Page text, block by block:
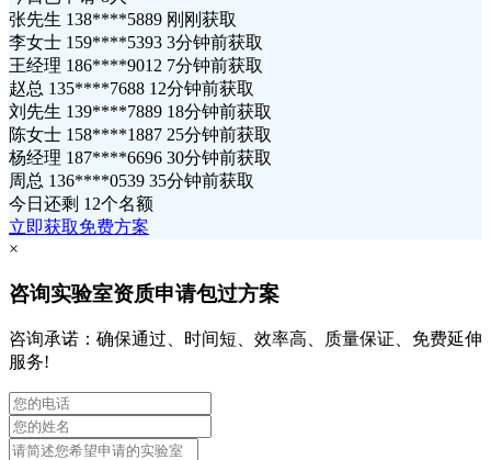
张先生 138****5889 刚刚获取
李女士 159****5393 3分钟前获取
王经理 186****9012 7分钟前获取
赵总 135****7688 12分钟前获取
刘先生 139****7889 18分钟前获取
陈女士 158****1887 25分钟前获取
杨经理 187****6696 30分钟前获取
周总 136****0539 35分钟前获取
今日还剩 12个名额
立即获取免费方案
×
咨询实验室资质申请包过方案
咨询承诺：确保通过、时间短、效率高、质量保证、免费延伸
服务!